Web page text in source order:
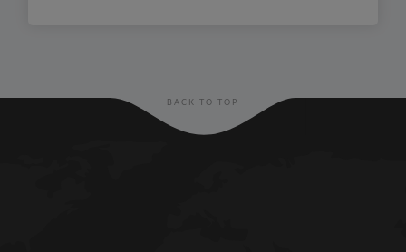
BACK TO TOP